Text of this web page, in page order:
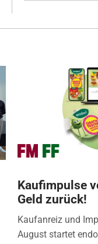
Kaufimpulse
Geld zurück!
Kaufanreiz und
August startet